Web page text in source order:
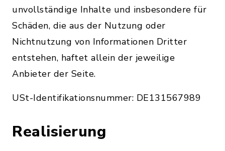
unvollständige Inhalte und insbesondere für
Schäden, die aus der Nutzung oder
Nichtnutzung von Informationen Dritter
entstehen, haftet allein der jeweilige
Anbieter der Seite.
USt-Identifikationsnummer: DE131567989
Realisierung